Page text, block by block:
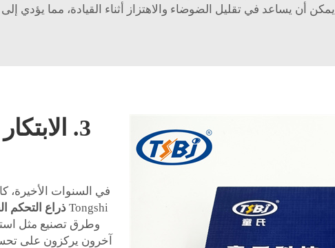
يمكن أن يساعد في تقليل الضوضاء والاهتزاز أثناء القيادة، مما يؤدي
3.
في السنوات الأخيرة،
Tongshi ذراع التحكم
وطرق تصنيع مثل
آخرون يركزون على